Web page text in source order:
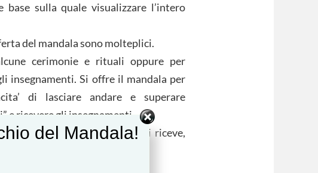
sulla quale visualizzare l’intero
del mandala sono molteplici.
cerimonie e rituali oppure per
insegnamenti. Si offre il mandala per
di lasciare andare e superare
e ricevere gli insegnamenti.
contiene perche’ quello che si riceve,
del Mandala!